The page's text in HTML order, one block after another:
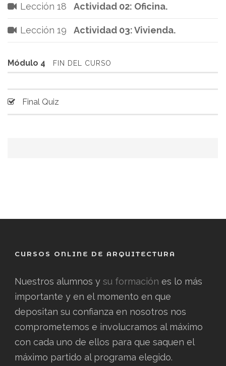
Lección 18 Actividad 02: Oficina.
Lección 19 Actividad 03: Vivienda.
Módulo 4 FIN DEL CURSO
Final Quiz
CURSOS ONLINE DE ARQUITECTURA
Nuestros alumnos y su formación es lo más
importante y en el momento en que
depositan su confianza en nosotros nos
comprometemos e involucramos al máximo
con cada uno de ellos para que saquen el
máximo partido al programa elegido.